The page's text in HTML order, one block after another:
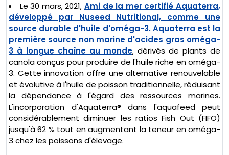
Le 30 mars, 2021,Ami de la mer certifié Aquaterra,
développé par Nuseed Nutritional, comme une
source durable d'huile d'oméga-3. Aquaterra est la
première source non marine d'acides gras oméga-
3 à longue chaîne au monde, dérivés de plants de
canola conçus pour produire de l'huile riche en oméga-
3. Cette innovation offre une alternative renouvelable
et évolutive à l'huile de poisson traditionnelle, réduisant
la dépendance à l'égard des ressources marines.
L'incorporation d'Aquaterra® dans l'aquafeed peut
considérablement diminuer les ratios Fish Out (FIFO)
jusqu'à 62 % tout en augmentant la teneur en oméga-
3 chez les poissons d'élevage.